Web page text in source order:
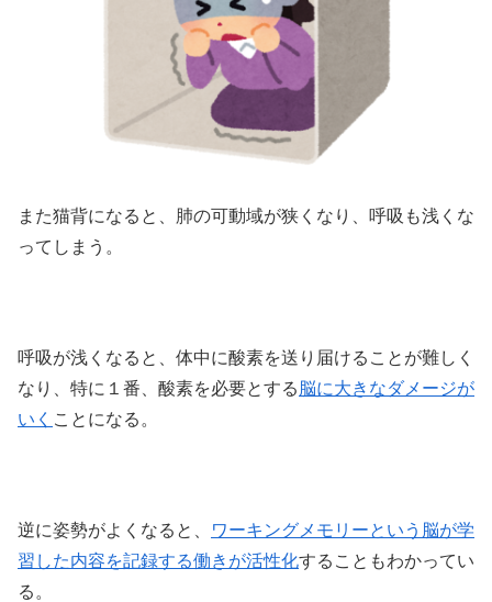
また猫背になると、肺の可動域が狭くなり、呼吸も浅くな
ってしまう。
呼吸が浅くなると、体中に酸素を送り届けることが難しく
なり、特に１番、酸素を必要とする 脳に大きなダメージが
いく ことになる。
逆に姿勢がよくなると、
ワーキングメモリーという脳が学
習した内容を記録する働きが活性化することもわかってい
る。